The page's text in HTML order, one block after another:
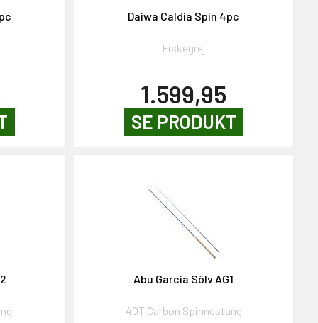
Daiwa Caldia Spin 4pc
Fiskegrej
1.599,95
SE PRODUKT
Abu Garcia Sölv AG1
40T Carbon Spinnestang